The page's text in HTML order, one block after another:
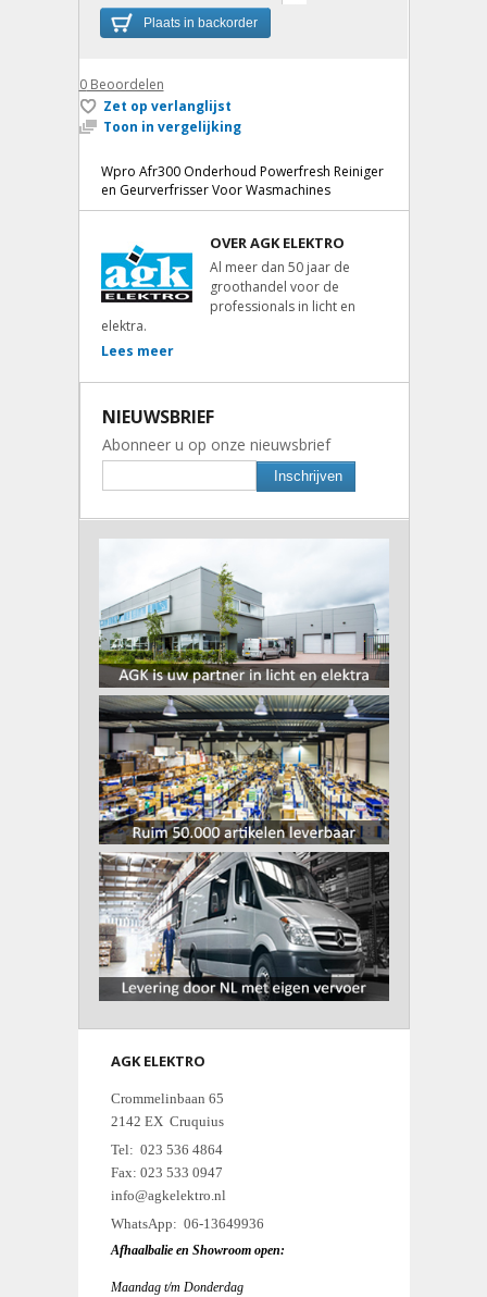
Plaats in backorder
0Beoordelen
Zet op verlanglijst
Toon in vergelijking
Wpro Afr300 Onderhoud Powerfresh Reiniger
en Geurverfrisser Voor Wasmachines
OVER AGK ELEKTRO
Al meer dan 50 jaar de
groothandel voor de
professionals in licht en
elektra.
Lees meer
NIEUWSBRIEF
Abonneer u op onze nieuwsbrief
Inschrijven
AGK ELEKTRO
Crommelinbaan 65
2142 EX Cruquius
Tel: 023 536 4864
Fax: 023 533 0947
info@agkelektro.nl
WhatsApp: 06-13649936
Afhaalbalie en Showroom open:
Maandag t/m Donderdag